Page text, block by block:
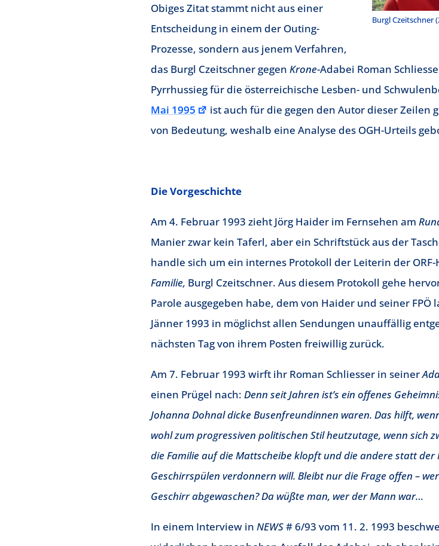
Burgl Czeitschner
Obiges Zitat stammt nicht aus einer
Entscheidung in einem der Outing-
Prozesse, sondern aus jenem Verfahren,
das Burgl Czeitschner gegen Krone-Adabei Roman
Pyrrhussieg für die österreichische Lesben- und
Mai 1995
ist auch für die gegen den Autor dieser Zeilen
von Bedeutung, weshalb eine Analyse des OGH-Urteils
Die Vorgeschichte
Am 4. Februar 1993 zieht Jörg Haider im Fernsehen am
Manier zwar kein Taferl, aber ein Schriftstück aus der
handle sich um ein internes Protokoll der Leiterin der
Familie, Burgl Czeitschner. Aus diesem Protokoll gehe
Parole ausgegeben habe, dem von Haider und seiner
Jänner 1993 in möglichst allen Sendungen unauffällig
nächsten Tag von ihrem Posten freiwillig zurück.
Am 7. Februar 1993 wirft ihr Roman Schliesser in seiner
einen Prügel nach: Denn seit Jahren ist’s ein offenes
Johanna Dohnal dicke Busenfreundinnen waren. Das hilft,
wohl zum progressiven politischen Stil heutzutage, wenn sich
die Familie auf die Mattscheibe klopft und die andere statt der
Geschirrspülen verdonnern will. Bleibt nur die Frage offen –
Geschirr abgewaschen? Da wüßte man, wer der Mann war…
In einem Interview in NEWS# 6/93 vom 11. 2. 1993